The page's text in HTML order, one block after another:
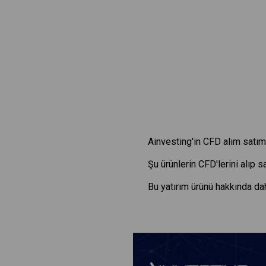
Ainvesting'in CFD alım
Şu ürünlerin CFD'lerini alıp
Bu yatırım ürünü hakkında